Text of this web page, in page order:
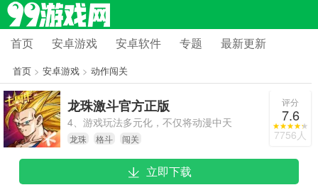
首页 安卓游戏 安卓软件 专题 最新更新
首页> 安卓游戏> 动作闯关
龙珠激斗官方正版
4、游戏玩法多元化，不仅将动漫中天
下第一武道会、龙珠收集等内容植
入，还加入了世界BOSS、蛇道、极
限挑战等玩法，平衡了PVP与PVE玩
龙珠 格斗 闯关
评分
7.6
7756人
立即下载